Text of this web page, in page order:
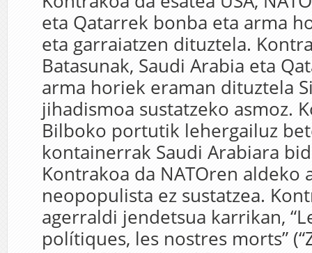
eta Qatarrek bonba eta arma
eta garraiatzen dituztela.
Batasunak, Saudi Arabia eta
arma horiek eraman dituztela
jihadismoa sustatzeko asmoz.
Bilboko portutik lehergailuz
kontainerrak Saudi Arabiara
Kontrakoa da NATOren aldeko
neopopulista ez sustatzea.
agerraldi jendetsua karrikan,
polítiques, les nostres morts”